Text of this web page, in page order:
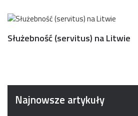
Służebność (servitus) na Litwie
Najnowsze artykuły